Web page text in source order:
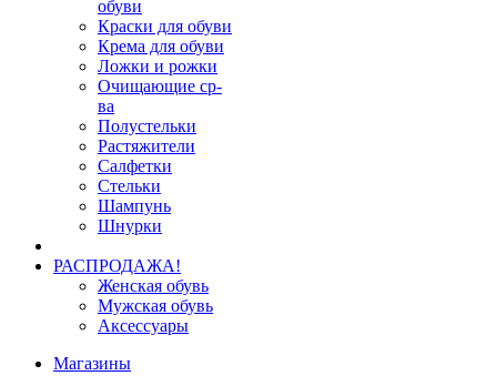
обуви
Краски для обуви
Крема для обуви
Ложки и рожки
Очищающие ср-
ва
Полустельки
Растяжители
Салфетки
Стельки
Шампунь
Шнурки
РАСПРОДАЖА!
Женская обувь
Мужская обувь
Аксессуары
Магазины